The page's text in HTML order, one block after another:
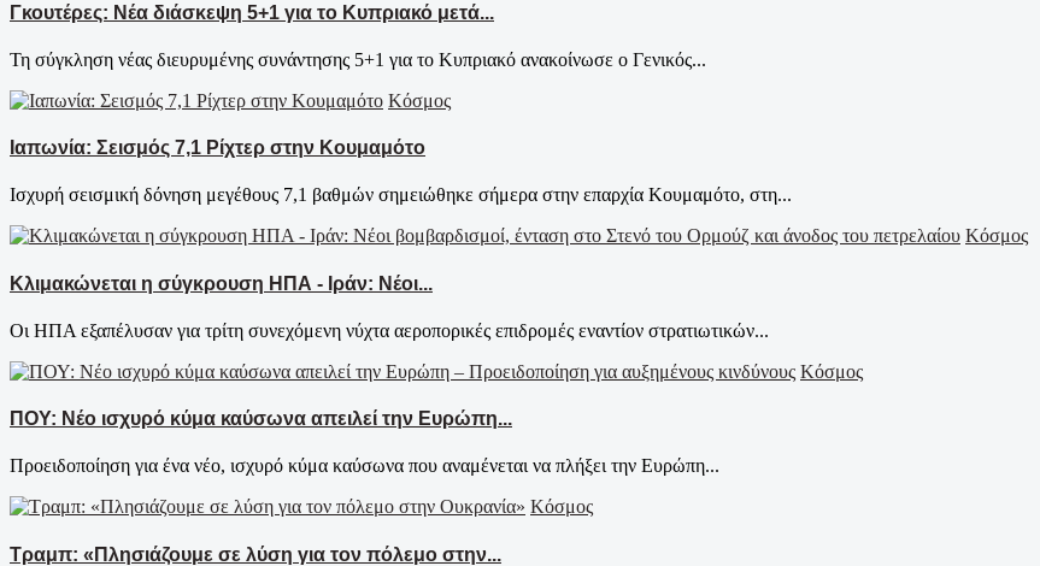
Γκουτέρες: Νέα διάσκεψη 5+1 για το Κυπριακό μετά...
Τη σύγκληση νέας διευρυμένης συνάντησης 5+1 για το Κυπριακό ανακοίνωσε ο Γενικός...
Κόσμος
Ιαπωνία: Σεισμός 7,1 Ρίχτερ στην Κουμαμότο
Ισχυρή σεισμική δόνηση μεγέθους 7,1 βαθμών σημειώθηκε σήμερα στην επαρχία Κουμαμότο, στη...
Κόσμος
Κλιμακώνεται η σύγκρουση ΗΠΑ - Ιράν: Νέοι...
Οι ΗΠΑ εξαπέλυσαν για τρίτη συνεχόμενη νύχτα αεροπορικές επιδρομές εναντίον στρατιωτικών...
Κόσμος
ΠΟΥ: Νέο ισχυρό κύμα καύσωνα απειλεί την Ευρώπη...
Προειδοποίηση για ένα νέο, ισχυρό κύμα καύσωνα που αναμένεται να πλήξει την Ευρώπη...
Κόσμος
Τραμπ: «Πλησιάζουμε σε λύση για τον πόλεμο στην...